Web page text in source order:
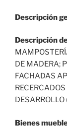
Descripción
Descripción
DE MADERA;
FACHADAS
DESARROLLO
Bienes